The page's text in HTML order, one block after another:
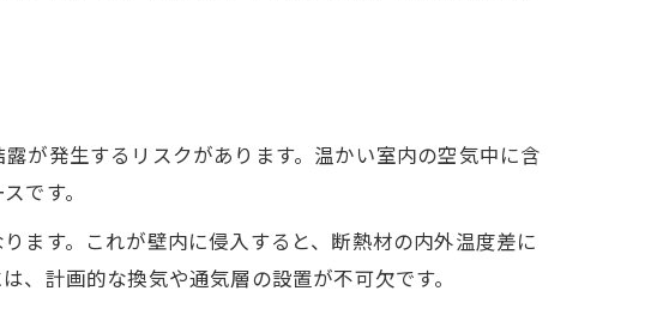
が発生するリスクがあります。温かい室内の空気中に含
です。
ます。これが壁内に侵入すると、断熱材の内外温度差に
、計画的な換気や通気層の設置が不可欠です。